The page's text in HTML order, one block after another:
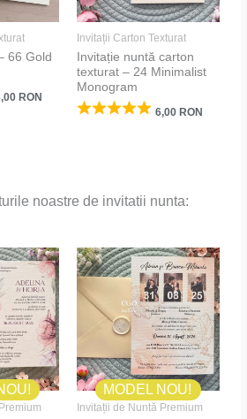
66 Gold
RON
Invitații Carton Texturat
Invitație nuntă carton
texturat – 24 Minimalist
Monogram
6,00 RON
noastre de invitatii nunta:
MODEL NOU!
Invitații de Nuntă Premium